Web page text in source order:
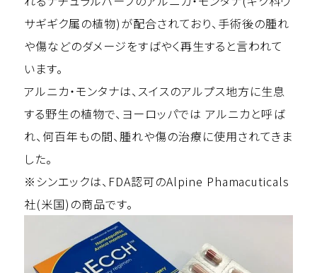
サギギク属の植物)が配合されており、手術後の腫れ
や傷などのダメージをすばやく再生すると言われて
います。
アルニカ・モンタナは、スイスのアルプス地方に生息
する野生の植物で、ヨーロッパでは アルニカと呼ば
れ、何百年もの間、腫れや傷の治療に使用されてきま
した。
※シンエックは、FDA認可のAlpine Phamacuticals
社(米国)の商品です。